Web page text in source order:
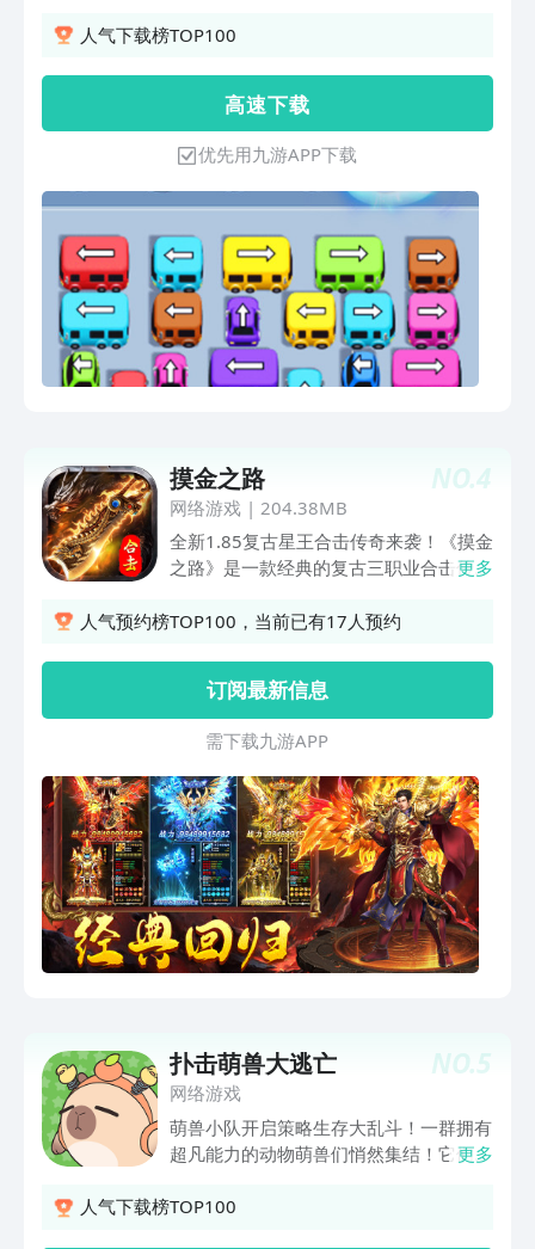
组成，用匹配颜色的炮台击中它，就
作简单易上手，画面萌趣色彩明快，看着
色块被精准打爆，压力瞬间全消。快来体
验这份轻松又爽快的解压乐趣！
人气下载榜TOP100
高 速 下 载
优先用九游APP下载
NO.4
摸金之路
网络游戏| 204.38MB
全新1.85复古星王合击传奇来袭！《摸金
之路》是一款经典的复古三职业合击传
法，延续战法道铁三角设定，三大英雄六
备全靠打！新人上线，福利拉满；自动回
收、自动拾取、赞助特权免费领！登录即
送开荒豪礼！热血重燃，经典再续，屠龙
在手续写传奇新篇章！
更多
人气预约榜TOP100，当前已有17人预约
订阅最新信息
需 下 载 九 游 A P P
NO.5
扑击萌兽大逃亡
网络游戏
萌兽小队开启策略生存大乱斗！一群拥有
超凡能力的动物萌兽们悄然集结！它们或
的小象……每只萌兽都拥有自己的专属核
更多
人气下载榜TOP100